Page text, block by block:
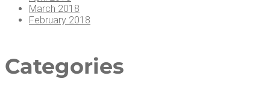
March 2018
February 2018
Cate­go­ries